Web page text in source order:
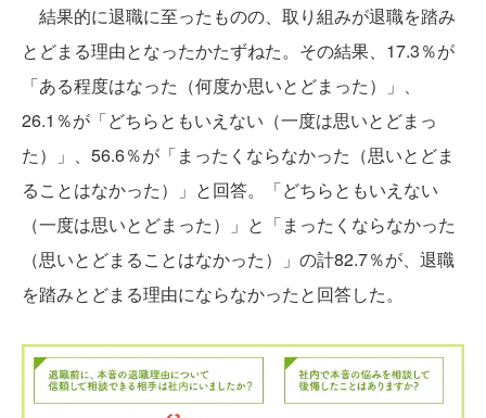
結果的に退職に至ったものの、取り組みが退職を踏み
とどまる理由となったかたずねた。その結果、17.3％が
「ある程度はなった（何度か思いとどまった）」、
26.1％が「どちらともいえない（一度は思いとどまっ
た）」、56.6％が「まったくならなかった（思いとどま
ることはなかった）」と回答。「どちらともいえない
（一度は思いとどまった）」と「まったくならなかった
（思いとどまることはなかった）」の計82.7％が、退職
を踏みとどまる理由にならなかったと回答した。